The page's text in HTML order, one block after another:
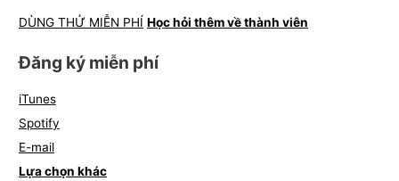
DÙNG THỬ MIỄN PHÍ Học hỏi thêm về thành viên
Đăng ký miễn phí
iTunes
Spotify
E-mail
Lựa chọn khác